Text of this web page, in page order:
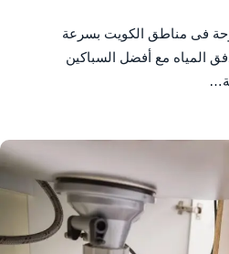
فى مناطق الكويت بسرعة
المياه مع أفضل السباكين